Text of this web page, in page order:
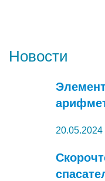
Новости
20.05.2024